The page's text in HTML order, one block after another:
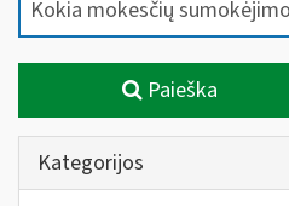
Paieška
Kategorijos